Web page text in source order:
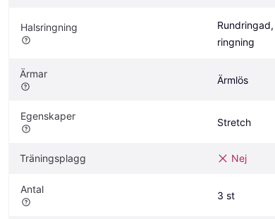
Halsringning
ringning
Ärmar
Ärmlös
Egenskaper
Stretch
Träningsplagg Nej
Antal
3 st